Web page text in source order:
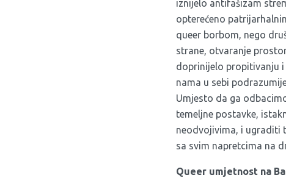
iznijelo antifašizam
opterećeno
queer borbom, nego
strane, otvaranje
doprinijelo propitivanju
nama u sebi
Umjesto da ga
temeljne postavke,
neodvojivima, i ugraditi
sa svim napretcima na
Queer umjetnost na